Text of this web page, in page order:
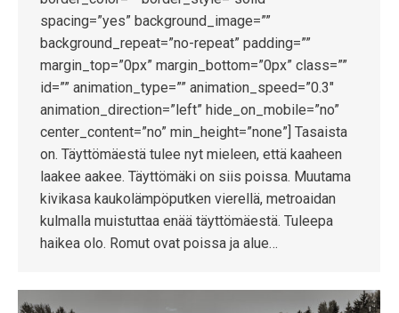
spacing=”yes” background_image=””
background_repeat=”no-repeat” padding=””
margin_top=”0px” margin_bottom=”0px” class=””
id=”” animation_type=”” animation_speed=”0.3″
animation_direction=”left” hide_on_mobile=”no”
center_content=”no” min_height=”none”] Tasaista
on. Täyttömäestä tulee nyt mieleen, että kaaheen
laakee aakee. Täyttömäki on siis poissa. Muutama
kivikasa kaukolämpöputken vierellä, metroaidan
kulmalla muistuttaa enää täyttömäestä. Tuleepa
haikea olo. Romut ovat poissa ja alue…